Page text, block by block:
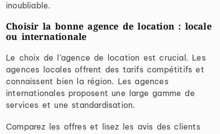
inoubliable.
Choisir la bonne agence de location : locale
ou internationale
Le choix de l’agence de location est crucial. Les
agences locales offrent des tarifs compétitifs et
connaissent bien la région. Les agences
internationales proposent une large gamme de
services et une standardisation.
Comparez les offres et lisez les avis des clients